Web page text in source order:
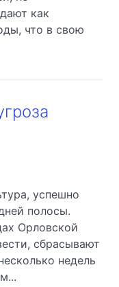
как
что в свою
успешно
полосы.
Орловской
сбрасывают
недель